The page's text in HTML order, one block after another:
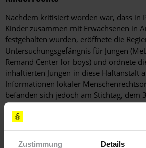
Zustimmung Details
Nachdem kritisiert worden war, dass in
Kinder zusammen mit Erwachsenen in
festgehalten wurden, eröffnete die
Untersuchungsgefängnis für Jungen
Remand Center for boys) und ordnete
inhaftierten Jungen in diese Haftanstalt
Informationen lokaler
befanden sich jedoch am Stichtag, dem
noch immer 28 Kinder in
waren weiterhin zusammen mit